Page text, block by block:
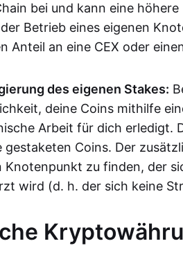
bei und kann eine
Betrieb eines eigenen
Anteil an eine CEX oder
des eigenen Stakes:
deine Coins mithilfe
Arbeit für dich erledigt.
gestaketen Coins. Der
Knotenpunkt zu finden, der
wird (d. h. der sich keine